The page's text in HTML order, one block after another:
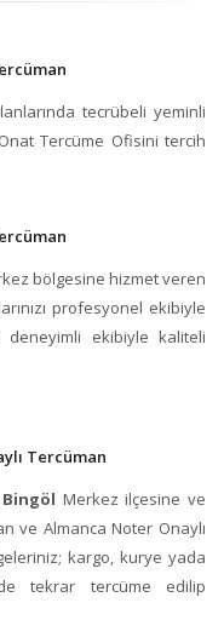
tecrübeli yeminli
Tercüme Ofisini tercih
bölgesine hizmet veren
profesyonel ekibiyle
deneyimli ekibiyle kaliteli
Tercüman
Bingöl Merkez ilçesine ve
ve Almanca Noter Onaylı
kargo, kurye yada
tekrar tercüme edilip